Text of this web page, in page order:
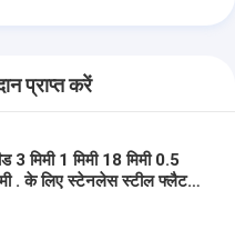
प्राप्त करें
3 मिमी 1 मिमी 18 मिमी 0.5
. के लिए स्टेनलेस स्टील फ्लैट